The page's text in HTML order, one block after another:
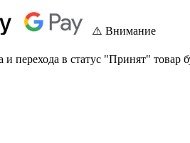
⚠️ Внимание
перехода в статус "Принят"